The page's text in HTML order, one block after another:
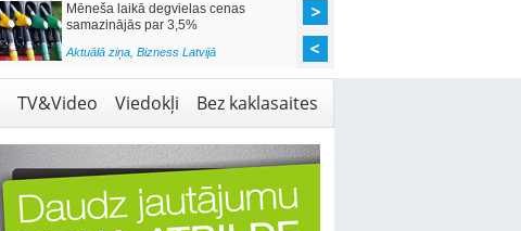
Mēneša laikā degvielas cenas
samazinājās par 3,5%
Aktuālā ziņa, Bizness Latvijā
TV&Video Viedokļi Bez kaklasaites